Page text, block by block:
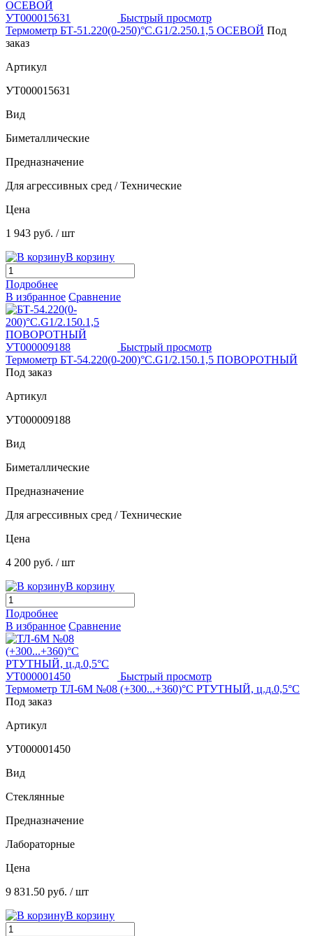
Быстрый просмотр
Термометр БТ-51.220(0-250)°С.G1/2.250.1,5 ОСЕВОЙ Под
заказ
Артикул
УТ000015631
Вид
Биметаллические
Предназначение
Для агрессивных сред / Технические
Цена
1 943 руб. / шт
В корзину
Подробнее
В избранное Сравнение
Быстрый просмотр
Термометр БТ-54.220(0-200)°С.G1/2.150.1,5 ПОВОРОТНЫЙ
Под заказ
Артикул
УТ000009188
Вид
Биметаллические
Предназначение
Для агрессивных сред / Технические
Цена
4 200 руб. / шт
В корзину
Подробнее
В избранное Сравнение
Быстрый просмотр
Термометр ТЛ-6М №08 (+300...+360)°С РТУТНЫЙ, ц.д.0,5°С
Под заказ
Артикул
УТ000001450
Вид
Стеклянные
Предназначение
Лабораторные
Цена
9 831.50 руб. / шт
В корзину